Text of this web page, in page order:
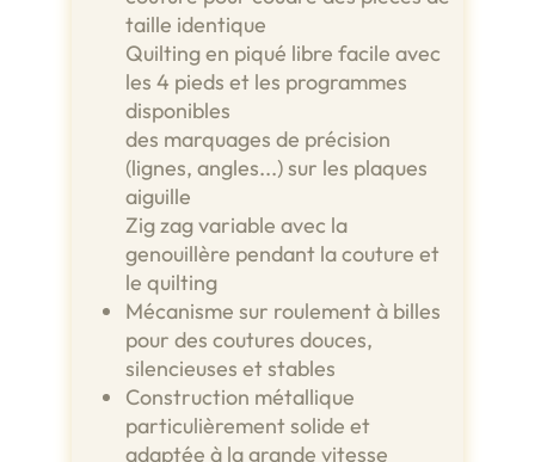
taille identique
Quilting en piqué libre facile avec
les 4 pieds et les programmes
disponibles
des marquages de précision
(lignes, angles...) sur les plaques
aiguille
Zig zag variable avec la
genouillère pendant la couture et
le quilting
Mécanisme sur roulement à billes
pour des coutures douces,
silencieuses et stables
Construction métallique
particulièrement solide et
adaptée à la grande vitesse